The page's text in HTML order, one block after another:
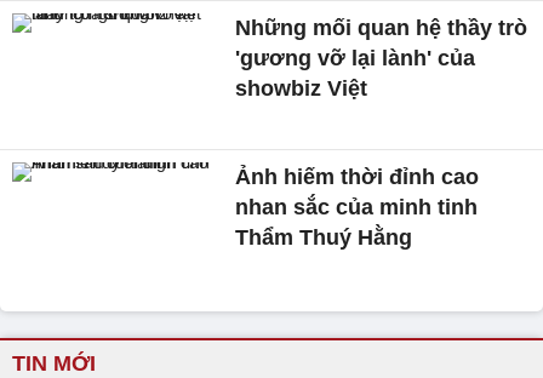
Những mối quan hệ thầy trò
'gương vỡ lại lành' của
showbiz Việt
Ảnh hiếm thời đỉnh cao
nhan sắc của minh tinh
Thẩm Thuý Hằng
TIN MỚI